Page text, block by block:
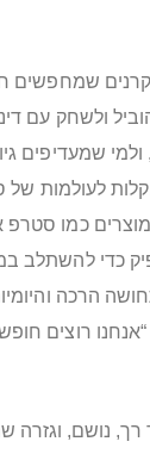
שמחפשים
ולשחק עם
שמעדיפים
כמו סטרפ
כדי להשתלב
הרכה
רוצים
רך, נושם, וגזרה